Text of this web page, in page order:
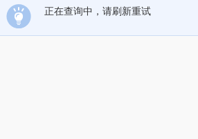
正在查询中，请刷新重试